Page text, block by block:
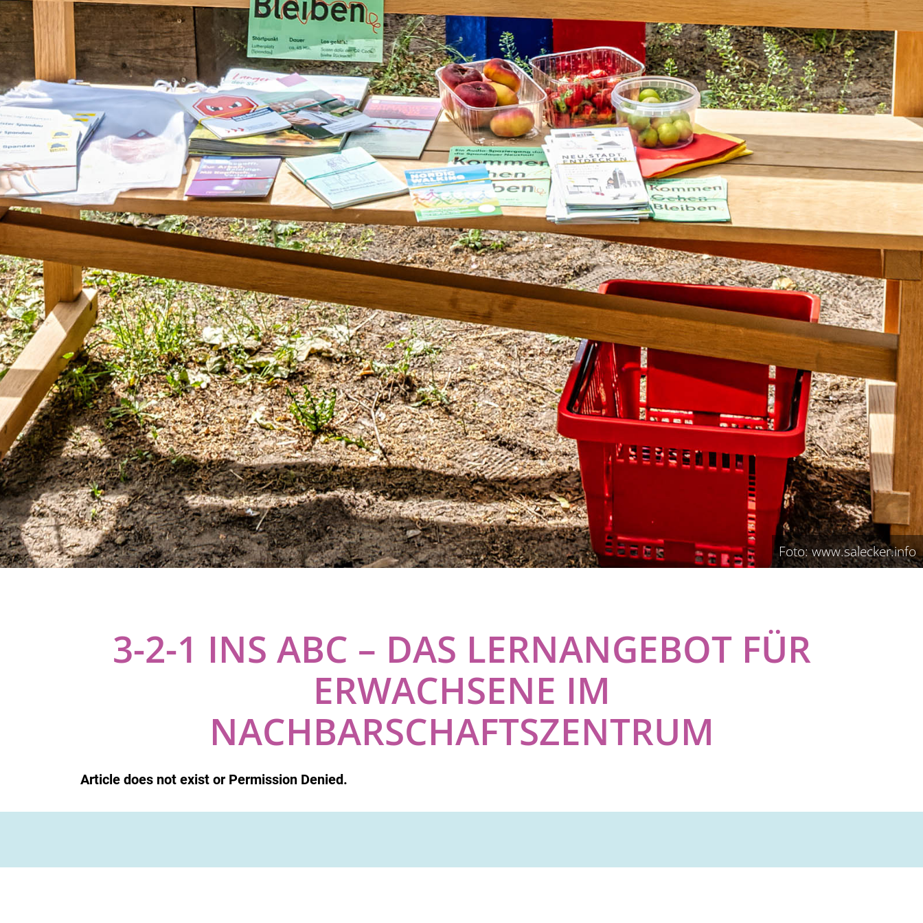
Foto: www.salecker.info
3-2-1 INS ABC – DAS LERNANGEBOT FÜR
ERWACHSENE IM
NACHBARSCHAFTSZENTRUM
Article does not exist or Permission Denied.